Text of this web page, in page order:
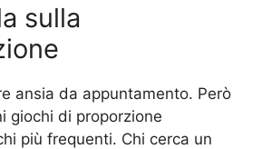
sulla
ansia da appuntamento. Però
giochi di proporzione
più frequenti. Chi cerca un